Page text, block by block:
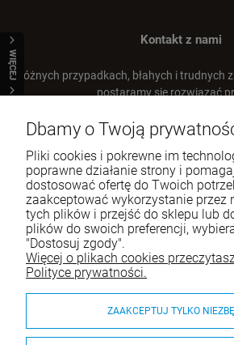
WEST PAW Zogoflex
Kieszonka na przysmaki
OSTATNIA SZTUKA
126,75 zł
Cena
Najniższa cena:
DO
ROCK&DOG Punk
podwójnym futrem
109,90 zł
DO
BD Happy Dog Piłka
11 cm
52,90 zł
DO
WIĘCEJ
Kontakt z nami
W różnych przypadkach, błahych i trudnych
postaramy się rozwiązać
Tel.:
+48 66 22 93
E-mail:
Pomoc
Moje konto
Płatności i dostawa
Dbamy o Twoją
Pliki cookies i pokrewne im
poprawne działanie strony i
dostosować ofertę do Twoich
zaakceptować wykorzystanie przez
tych plików i przejść do sklepu lub
plików do swoich preferencji,
"Dostosuj zgody".
Więcej o plikach cookies
Polityce prywatności.
ZAAKCEPTUJ TYLKO